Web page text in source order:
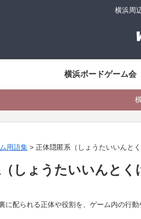
横浜周
横浜ボードゲーム会
用語集 > 正体隠匿系（しょうたいいんとく
しょうたいいんとく
に配られる正体や役割を、ゲーム内の行